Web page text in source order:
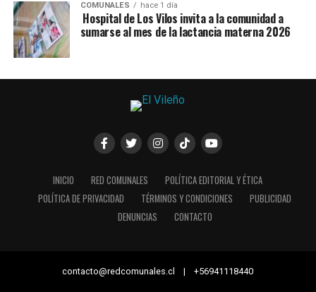
COMUNALES hace 1 día
Hospital de Los Vilos invita a la comunidad a
sumarse al mes de la lactancia materna 2026
INICIO RED COMUNALES
POLÍTICA EDITORIAL Y ÉTICA
POLÍTICA DE PRIVACIDAD
TÉRMINOS Y CONDICIONES
PUBLICIDAD
DENUNCIAS
CONTACTO
contacto@redcomunales.cl | +56941118440